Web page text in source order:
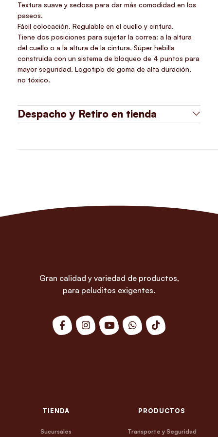
Textura suave y sedosa para dar más comodidad en los
paseos.
Fácil colocación. Regulable en el cuello y cintura.
Tiene dos posiciones para sujetar la correa: a la altura
del cuello o a la altura de la cintura. Súper hebilla
construida con un sistema de bloqueo de 4 puntos para
mayor seguridad. Logotipo de goma de alta duración,
no tóxico.
Despacho y Retiro en tienda
Gran calidad y variedad de productos,
para peluditos exigentes.
TIENDA
Sucursales
PRODUCTOS
Transporte y Seguridad